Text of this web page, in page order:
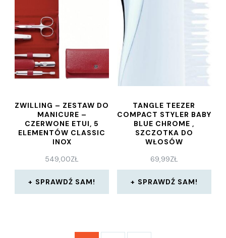
ZWILLING – ZESTAW DO
MANICURE –
CZERWONE ETUI, 5
ELEMENTÓW CLASSIC
INOX
549,00ZŁ
SPRAWDŹ SAM!
TANGLE TEEZER
COMPACT STYLER BABY
BLUE CHROME ,
SZCZOTKA DO
WŁOSÓW
69,99ZŁ
SPRAWDŹ SAM!